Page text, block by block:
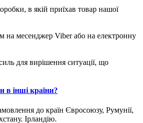
в якій приїхав товар нашої
на месенджер Viber або на електронну
для вирішення ситуації, що
в інші країни?
до країн Євросоюзу, Румунії,
Ірландію.